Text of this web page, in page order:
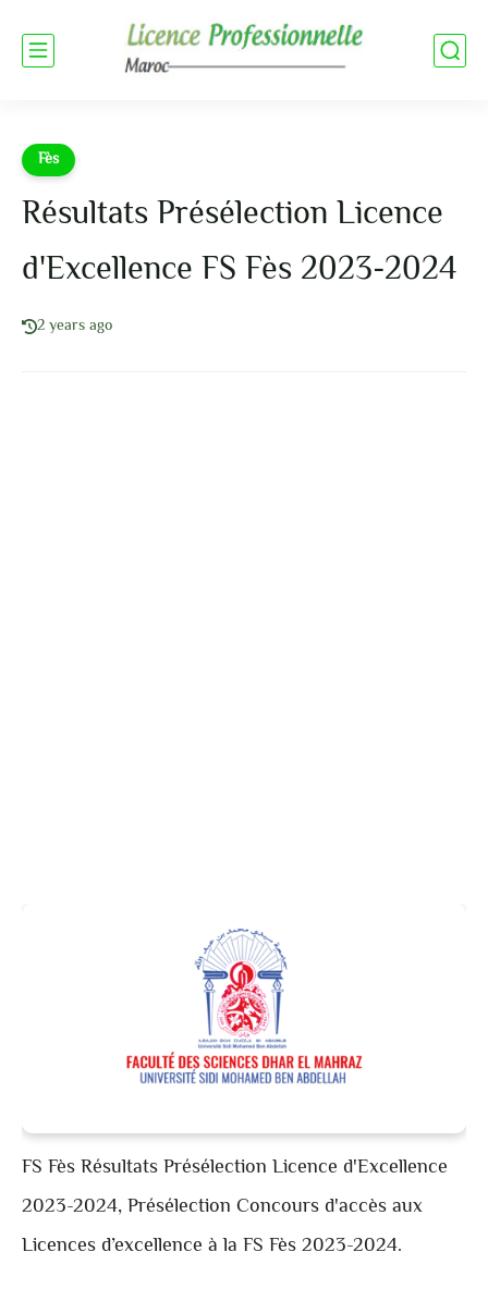
Fès
Résultats Présélection Licence
d'Excellence FS Fès 2023-2024
2 years ago
FS Fès Résultats Présélection Licence d'Excellence
2023-2024, Présélection Concours d'accès aux
Licences d’excellence à la FS Fès 2023-2024.